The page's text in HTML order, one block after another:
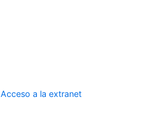
Acceso a la extranet